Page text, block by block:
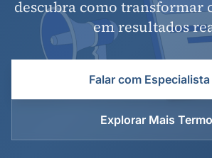
descubra como transformar
em resultados
Falar com Especialista
Explorar Mais